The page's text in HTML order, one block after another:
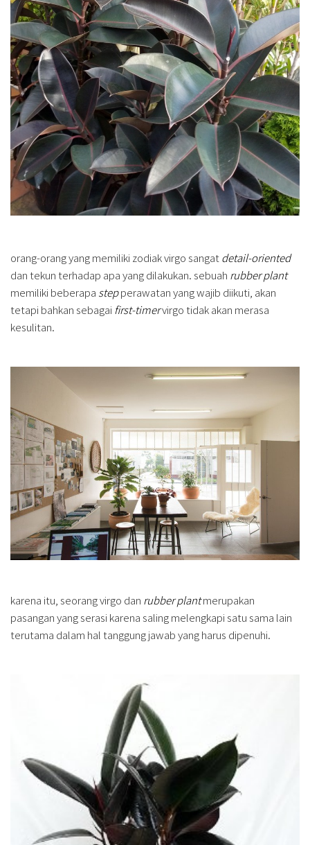
orang-orang yang memiliki zodiak virgo sangatdetail-oriented
dan tekun terhadap apa yang dilakukan. sebuah rubber plant
memiliki beberapa stepperawatan yang wajib diikuti, akan
tetapi bahkan sebagai first-timervirgo tidak akan merasa
kesulitan.
karena itu, seorang virgo dan rubber plantmerupakan
pasangan yang serasi karena saling melengkapi satu sama lain
terutama dalam hal tanggung jawab yang harus dipenuhi.